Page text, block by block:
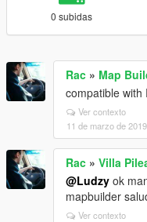
0 subidas
Rac » Map
compatible with
Ver contexto
11 de marzo de 2019
Rac » Villa
@Ludzy ok
mapbuilder
Ver contexto